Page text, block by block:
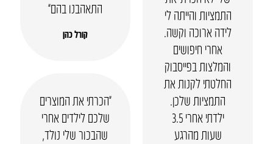
התאהבנו בהם”
קורל כהן
התמציות והייתה לי
לידה ארוכה וקשה.
אחרי חיפושים
והמלצות בפייסבוק
החלטתי לקנות את
התמציות שלכן.
ילדתי אחרי 3.5
שעות מהרגע
“הכרתי את המוצרים
שלכם לילדים אחרי
שהבכור שלי נולד,